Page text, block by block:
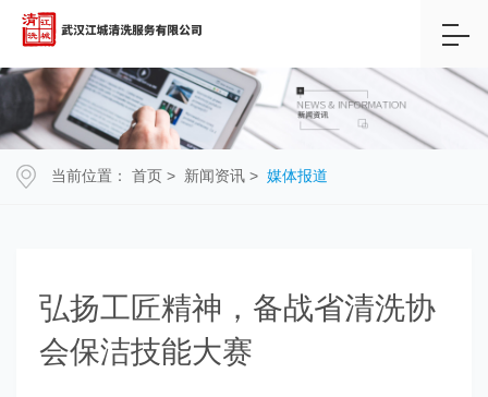
当前位置： 首页 > 新闻资讯 > 媒体报道
弘扬工匠精神，备战省清洗协
会保洁技能大赛